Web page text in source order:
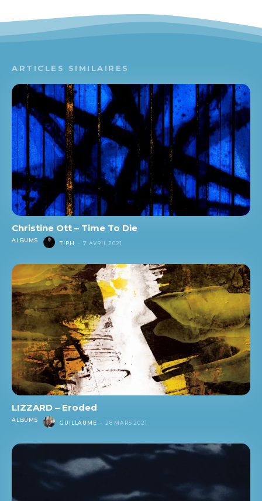
ARTICLES SIMILAIRES
Christine Ott – Time To Die
ALBUMS TIPH - 7 AVRIL 2021
LIZZARD – Eroded
ALBUMS GUILLAUME - 28 MARS 2021